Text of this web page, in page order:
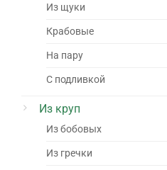
Из щуки
Крабовые
На пару
С подливкой
Из круп
Из бобовых
Из гречки